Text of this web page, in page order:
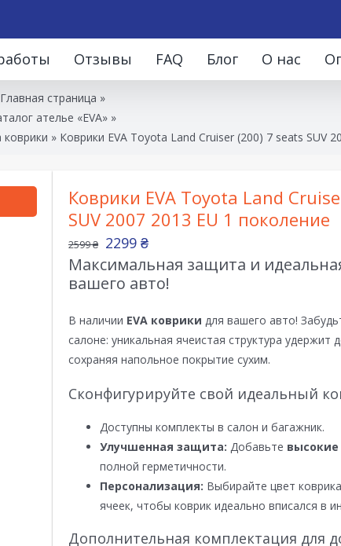
Отзывы FAQ Блог О нас
Главная страница »
ателье «EVA» »
» Коврики EVA Toyota Land Cruiser (200) 7 seats SUV
Коврики EVA Toyota Land
SUV 2007 2013 EU 1 поколение
2599₴ 2299 ₴
Максимальная защита и
вашего авто!
В наличии EVA коврики для вашего авто!
салоне: уникальная ячеистая структура удержит
сохраняя напольное покрытие сухим.
Сконфигурируйте свой идеальный
Доступны комплекты в салон и багажник.
Улучшенная защита: Добавьте высокие
полной герметичности.
Персонализация: Выбирайте цвет
ячеек, чтобы коврик идеально вписался в
Дополнительная комплектация для